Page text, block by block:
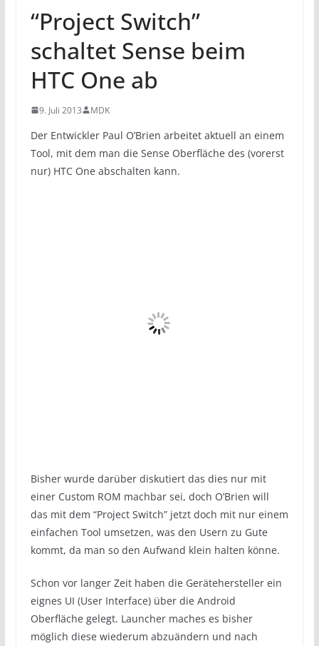
“Project Switch”
schaltet Sense beim
HTC One ab
9. Juli 2013 MDK
Der Entwickler Paul O’Brien arbeitet aktuell an einem
Tool, mit dem man die Sense Oberfläche des (vorerst
nur) HTC One abschalten kann.
Bisher wurde darüber diskutiert das dies nur mit
einer Custom ROM machbar sei, doch O’Brien will
das mit dem “Project Switch” jetzt doch mit nur einem
einfachen Tool umsetzen, was den Usern zu Gute
kommt, da man so den Aufwand klein halten könne.
Schon vor langer Zeit haben die Gerätehersteller ein
eignes UI (User Interface) über die Android
Oberfläche gelegt. Launcher maches es bisher
möglich diese wiederum abzuändern und nach